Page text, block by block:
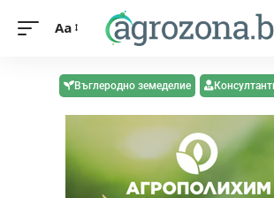
Aa
Въглеродно земеделие